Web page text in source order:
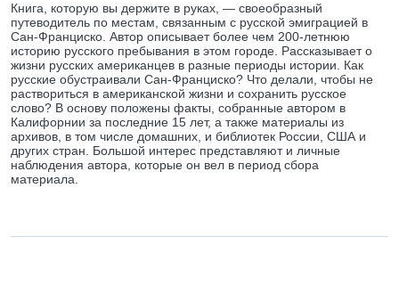
Книга, которую вы держите в руках, — своеобразный
путеводитель по местам, связанным с русской эмиграцией в
Сан-Франциско. Автор описывает более чем 200-летнюю
историю русского пребывания в этом городе. Рассказывает о
жизни русских американцев в разные периоды истории. Как
русские обустраивали Сан-Франциско? Что делали, чтобы не
раствориться в американской жизни и сохранить русское
слово? В основу положены факты, собранные автором в
Калифорнии за последние 15 лет, а также материалы из
архивов, в том числе домашних, и библиотек России, США и
других стран. Большой интерес представляют и личные
наблюдения автора, которые он вел в период сбора
материала.